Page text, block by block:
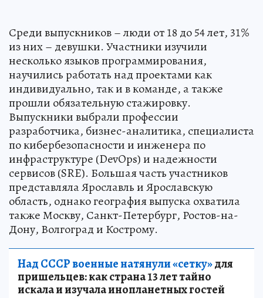
Среди выпускников – люди от 18 до 54 лет, 31%
из них – девушки. Участники изучили
несколько языков программирования,
научились работать над проектами как
индивидуально, так и в команде, а также
прошли обязательную стажировку.
Выпускники выбрали профессии
разработчика, бизнес-аналитика, специалиста
по кибербезопасности и инженера по
инфраструктуре (DevOps) и надежности
сервисов (SRE). Большая часть участников
представляла Ярославль и Ярославскую
область, однако география выпуска охватила
также Москву, Санкт-Петербург, Ростов-на-
Дону, Волгоград и Кострому.
Над СССР военные натянули «сетку»для
пришельцев: как страна 13 лет тайно
искала и изучала инопланетных гостей